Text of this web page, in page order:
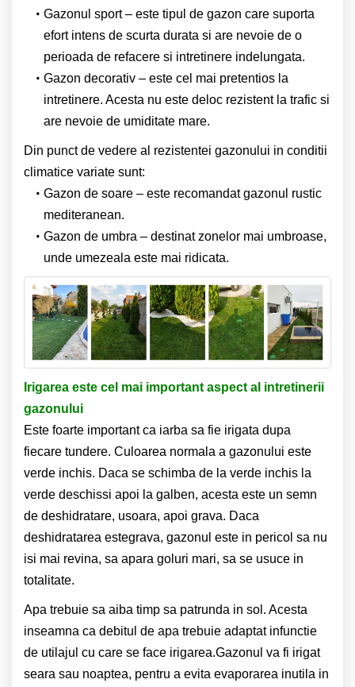
Gazonul sport – este tipul de gazon care suporta
efort intens de scurta durata si are nevoie de o
perioada de refacere si intretinere indelungata.
Gazon decorativ – este cel mai pretentios la
intretinere. Acesta nu este deloc rezistent la trafic si
are nevoie de umiditate mare.
Din punct de vedere al rezistentei gazonului in conditii
climatice variate sunt:
Gazon de soare – este recomandat gazonul rustic
mediteranean.
Gazon de umbra – destinat zonelor mai umbroase,
unde umezeala este mai ridicata.
Irigarea este cel mai important aspect al intretinerii
gazonului
Este foarte important ca iarba sa fie irigata dupa
fiecare tundere. Culoarea normala a gazonului este
verde inchis. Daca se schimba de la verde inchis la
verde deschissi apoi la galben, acesta este un semn
de deshidratare, usoara, apoi grava. Daca
deshidratarea estegrava, gazonul este in pericol sa nu
isi mai revina, sa apara goluri mari, sa se usuce in
totalitate.
Apa trebuie sa aiba timp sa patrunda in sol. Acesta
inseamna ca debitul de apa trebuie adaptat infunctie
de utilajul cu care se face irigarea.Gazonul va fi irigat
seara sau noaptea, pentru a evita evaporarea inutila in